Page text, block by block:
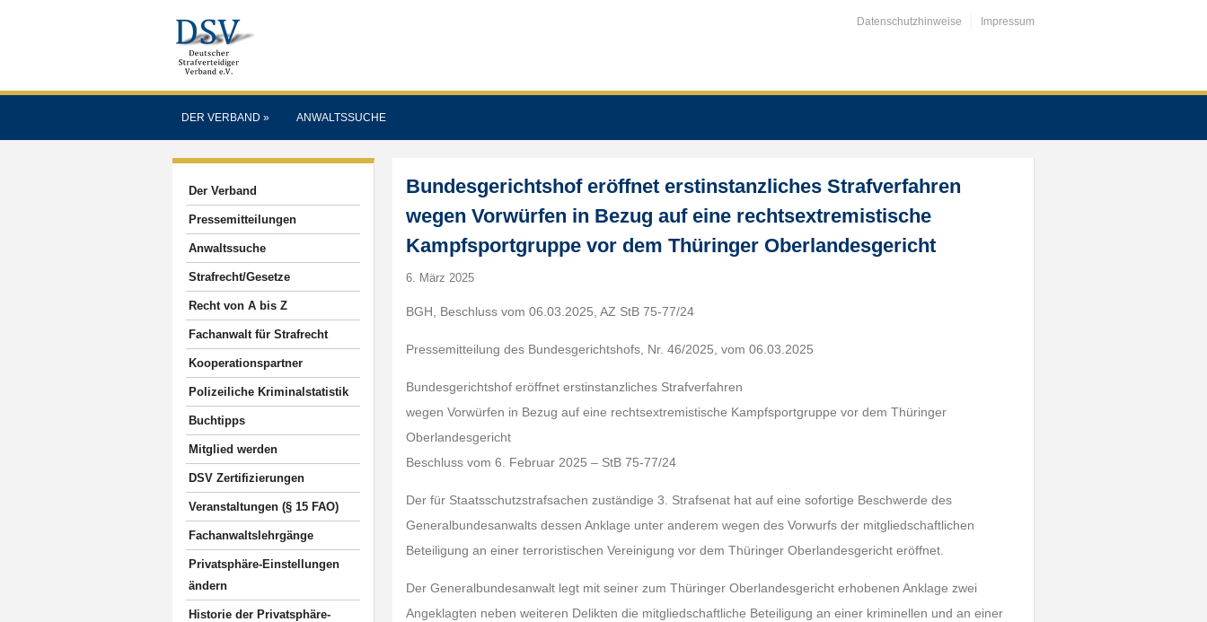
Datenschutzhinweise Impressum
DER VERBAND » ANWALTSSUCHE
Der Verband
Pressemitteilungen
Anwaltssuche
Strafrecht/Gesetze
Recht von A bis Z
Fachanwalt für Strafrecht
Kooperationspartner
Polizeiliche Kriminalstatistik
Buchtipps
Mitglied werden
DSV Zertifizierungen
Veranstaltungen (§ 15 FAO)
Fachanwaltslehrgänge
Privatsphäre-Einstellungen
ändern
Historie der Privatsphäre-
Bundesgerichtshof eröffnet erstinstanzliches Strafverfahren
wegen Vorwürfen in Bezug auf eine rechtsextremistische
Kampfsportgruppe vor dem Thüringer Oberlandesgericht
6. März 2025
BGH, Beschluss vom 06.03.2025, AZ StB 75-77/24
Pressemitteilung des Bundesgerichtshofs, Nr. 46/2025, vom 06.03.2025
Bundesgerichtshof eröffnet erstinstanzliches Strafverfahren
wegen Vorwürfen in Bezug auf eine rechtsextremistische Kampfsportgruppe vor dem Thüringer
Oberlandesgericht
Beschluss vom 6. Februar 2025 – StB 75-77/24
Der für Staatsschutzstrafsachen zuständige 3. Strafsenat hat auf eine sofortige Beschwerde des
Generalbundesanwalts dessen Anklage unter anderem wegen des Vorwurfs der mitgliedschaftlichen
Beteiligung an einer terroristischen Vereinigung vor dem Thüringer Oberlandesgericht eröffnet.
Der Generalbundesanwalt legt mit seiner zum Thüringer Oberlandesgericht erhobenen Anklage zwei
Angeklagten neben weiteren Delikten die mitgliedschaftliche Beteiligung an einer kriminellen und an einer